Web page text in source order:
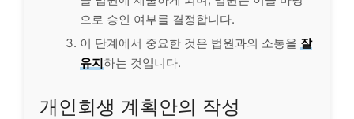
으로 승인 여부를 결정합니다.
이 단계에서 중요한 것은 법원과의 소통을 잘
유지하는 것입니다.
개인회생 계획안의 작성